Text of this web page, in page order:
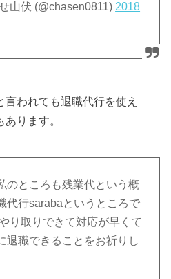
山伏 (@chasen0811) 2018
われても退職代行を使え
ります。
のところも残業代という概
代行sarabaというところで
り取りできて対応が早くて
退職できることをお祈りし